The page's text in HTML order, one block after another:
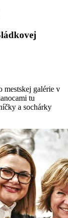
mestskej galérie v
tu
a sochárky